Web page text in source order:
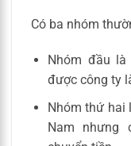
Có ba nhóm
Nhóm đầu
được công ty
Nhóm thứ hai
Nam nhưng